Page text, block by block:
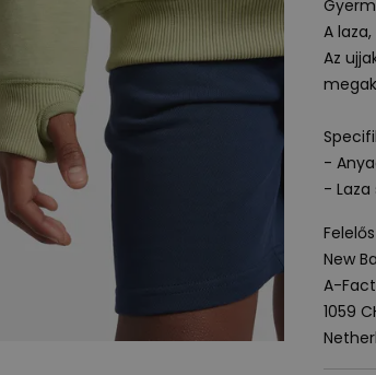
A
Az
-
- Laza
New
A-
1059